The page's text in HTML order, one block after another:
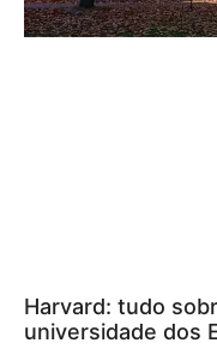
Harvard: tudo
universidade dos